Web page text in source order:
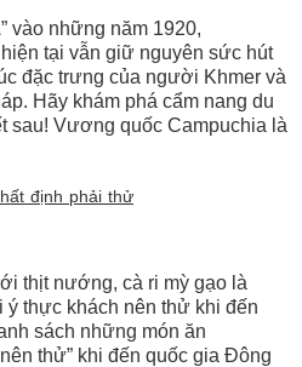
vào những năm 1920,
tại vẫn giữ nguyên sức hút
đặc trưng của người Khmer và
Hãy khám phá cẩm nang du
sau! Vương quốc Campuchia là
định phải thử
thịt nướng, cà ri mỳ gạo là
thực khách nên thử khi đến
sách những món ăn
thử” khi đến quốc gia Đông